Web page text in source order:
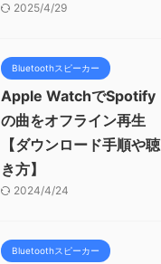
2025/4/29
Bluetoothスピーカー
Apple WatchでSpotify
の曲をオフライン再生
【ダウンロード手順や聴
き方】
2024/4/24
Bluetoothスピーカー